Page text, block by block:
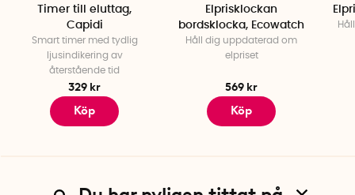
Timer till eluttag,
Capidi
Smart timer med tydlig
ljusindikering av
återstående tid
329 kr
Köp
Elprisklockan
bordsklocka, Ecowatch
Håll dig uppdaterad om
elpriset
569 kr
Köp